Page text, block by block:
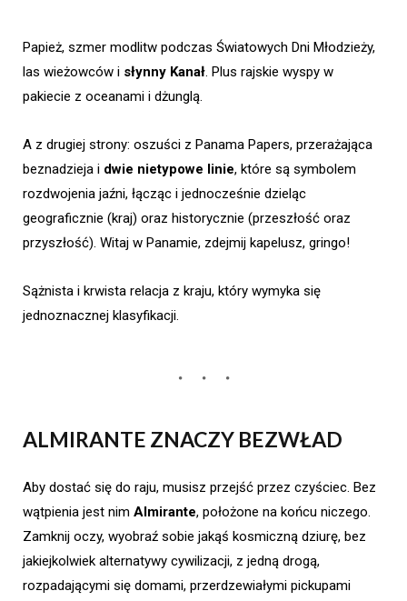
Papież, szmer modlitw podczas Światowych Dni Młodzieży,
las wieżowców i słynny Kanał. Plus rajskie wyspy w
pakiecie z oceanami i dżunglą.
A z drugiej strony: oszuści z Panama Papers, przerażająca
beznadzieja i dwie nietypowe linie, które są symbolem
rozdwojenia jaźni, łącząc i jednocześnie dzieląc
geograficznie (kraj) oraz historycznie (przeszłość oraz
przyszłość). Witaj w Panamie, zdejmij kapelusz, gringo!
Sążnista i krwista relacja z kraju, który wymyka się
jednoznacznej klasyfikacji.
ALMIRANTE ZNACZY BEZWŁAD
Aby dostać się do raju, musisz przejść przez czyściec. Bez
wątpienia jest nim Almirante, położone na końcu niczego.
Zamknij oczy, wyobraź sobie jakąś kosmiczną dziurę, bez
jakiejkolwiek alternatywy cywilizacji, z jedną drogą,
rozpadającymi się domami, przerdzewiałymi pickupami